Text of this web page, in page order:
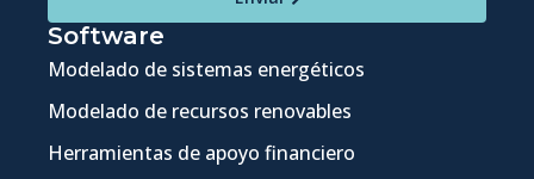
Software
Modelado de sistemas energéticos
Modelado de recursos renovables
Herramientas de apoyo financiero